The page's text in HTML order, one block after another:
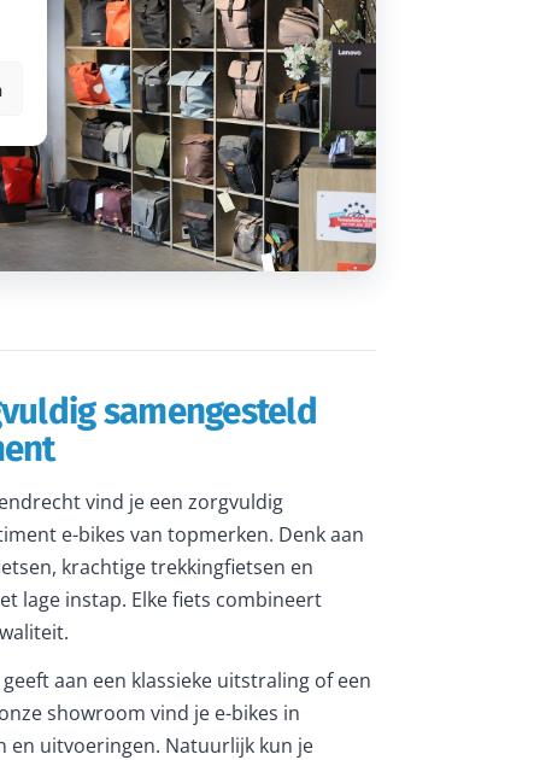
samengesteld
vind je een zorgvuldig
e-bikes van topmerken. Denk aan
krachtige trekkingfietsen en
lage instap. Elke fiets combineert
aan een klassieke uitstraling of een
showroom vind je e-bikes in
en uitvoeringen. Natuurlijk kun je